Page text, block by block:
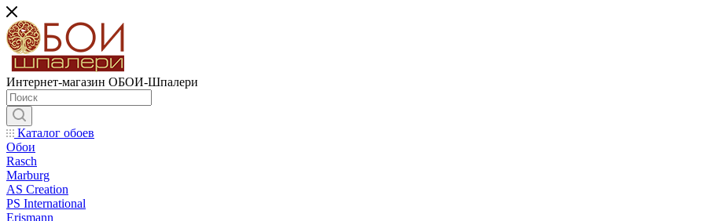
Интернет-магазин ОБОИ-Шпалери
Каталог обоев
Обои
Rasch
Marburg
AS Creation
PS International
Erismann